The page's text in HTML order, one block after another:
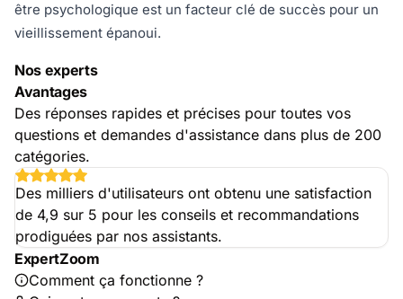
être psychologique est un facteur clé de succès pour un
vieillissement épanoui.
Nos experts
Avantages
Des réponses rapides et précises pour toutes vos
questions et demandes d'assistance dans plus de 200
catégories.
Des milliers d'utilisateurs ont obtenu une satisfaction
de 4,9 sur 5 pour les conseils et recommandations
prodiguées par nos assistants.
ExpertZoom
Comment ça fonctionne ?